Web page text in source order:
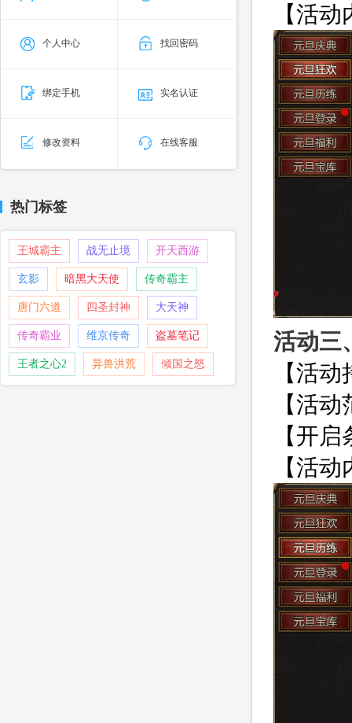
个人中心 找回密码
绑定手机 实名认证
修改资料 在线客服
热门标签
王城霸主 战无止境 开天西游
玄影 暗黑大天使 传奇霸主
唐门六道 四圣封神 大天神
传奇霸业 维京传奇 盗墓笔记
王者之心2 异兽洪荒 倾国之怒
【活
活动三
【活
【活
【开
【活